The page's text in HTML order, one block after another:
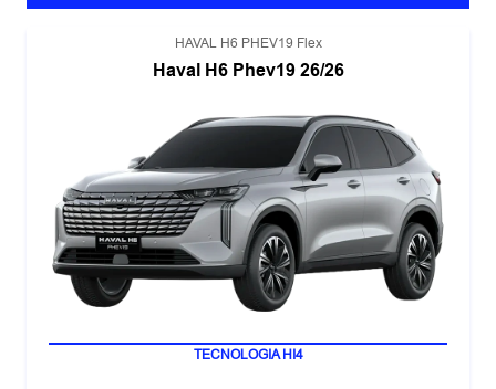
HAVAL H6 PHEV19 Flex
Haval H6 Phev19 26/26
LANÇAMENTO